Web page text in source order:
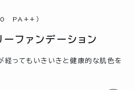
PA++）
ファンデーション
経ってもいきいきと健康的な肌色を